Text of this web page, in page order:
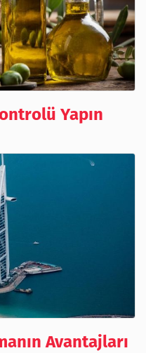
Yapın
Avantajları